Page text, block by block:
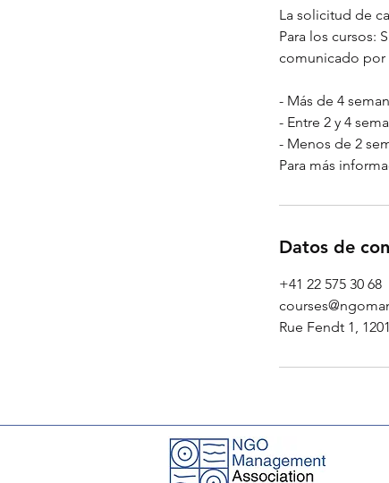
La solicitud de
Para los cursos:
comunicado por
- Más de 4
- Entre 2 y 4
- Menos de 2
Para más
Datos de
+41 22 575 30 68
Rue Fendt 1,